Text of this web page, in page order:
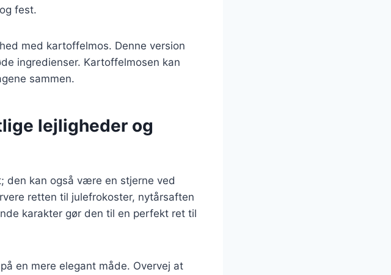
fest.
med kartoffelmos. Denne version
ingredienser. Kartoffelmosen kan
sammen.
lejligheder og
den kan også være en stjerne ved
retten til julefrokoster, nytårsaften
karakter gør den til en perfekt ret til
en mere elegant måde. Overvej at